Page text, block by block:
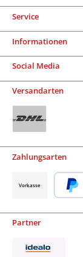
Service
Informationen
Social Media
Versandarten
Zahlungsarten
Vorkasse
Partner